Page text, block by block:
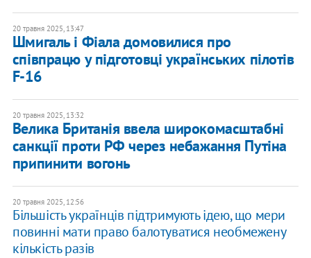
20 травня 2025, 13:47
Шмигаль і Фіала домовилися про
співпрацю у підготовці українських пілотів
F-16
20 травня 2025, 13:32
Велика Британія ввела широкомасштабні
санкції проти РФ через небажання Путіна
припинити вогонь
20 травня 2025, 12:56
Більшість українців підтримують ідею, що мери
повинні мати право балотуватися необмежену
кількість разів